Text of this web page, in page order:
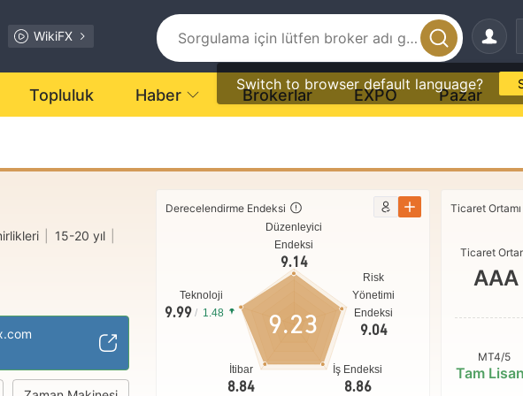
WikiFX
Switch to browser default language?
Topluluk Haber Brokerlar EXPO Pazar
15-20 yıl
Derecelendirme Endeksi
Düzenleyici
Endeksi
9.14
Teknoloji
9.99 / 1.48
İtibar
8.84
İş Endeksi
8.86
Risk
Yönetimi
Endeksi
9.04
9.23
Ticaret Ortamı
Ticaret
AAA
MT4/5
Tam